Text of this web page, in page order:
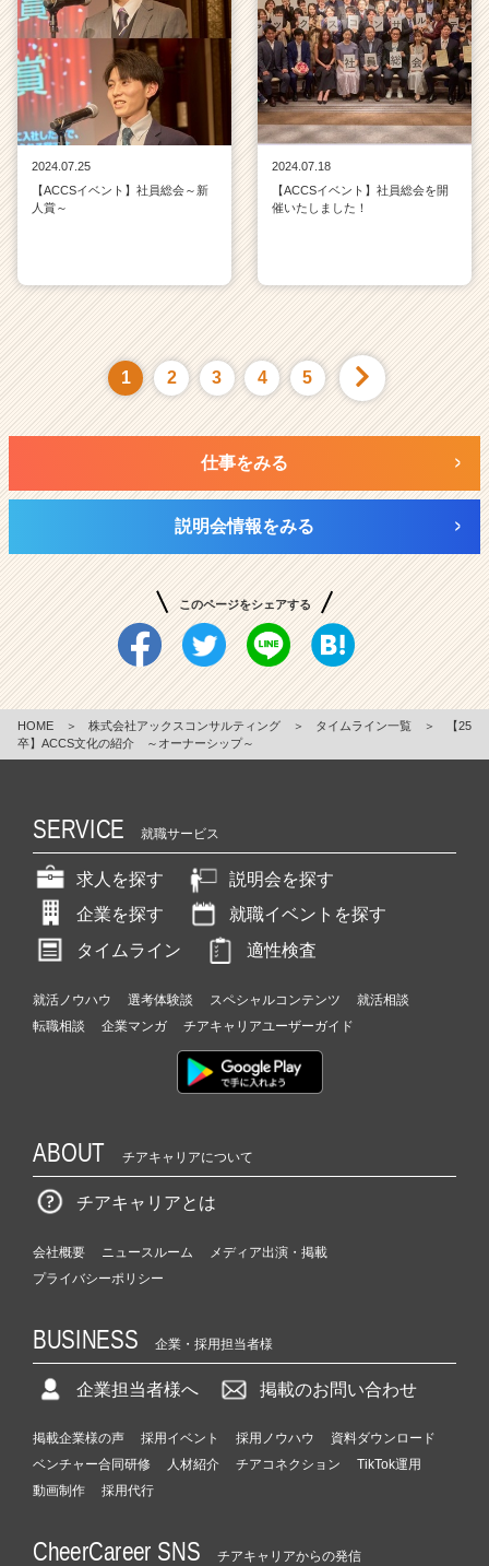
2024.07.25
【ACCSイベント】社員総会～新
人賞～
2024.07.18
【ACCSイベント】社員総会を開
催いたしました！
1 2 3 4 5
仕事をみる
説明会情報をみる
このページをシェアする
HOME ＞ 株式会社アックスコンサルティング ＞ タイムライン一覧 ＞
【25
卒】ACCS文化の紹介 ～オーナーシップ～
SERVICE 就職サービス
求人を探す
説明会を探す
企業を探す
就職イベントを探す
タイムライン
適性検査
就活ノウハウ 選考体験談 スペシャルコンテンツ
就活相談
転職相談
企業マンガ チアキャリアユーザーガイド
ABOUT チアキャリアについて
チアキャリアとは
会社概要 ニュースルーム
メディア出演・掲載
プライバシーポリシー
BUSINESS 企業・採用担当者様
企業担当者様へ 掲載のお問い合わせ
掲載企業様の声 採用イベント 採用ノウハウ
資料ダウンロード
ベンチャー合同研修
人材紹介 チアコネクション
TikTok運用
動画制作
採用代行
CheerCareer SNS チアキャリアからの発信